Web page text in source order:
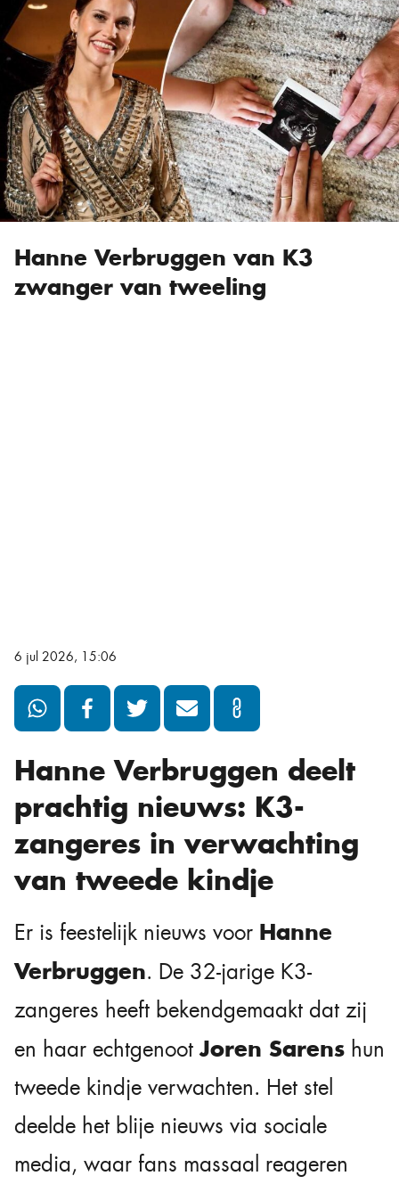
Hanne Verbruggen van K3
zwanger van tweeling
6 jul 2026, 15:06
Hanne Verbruggen deelt
prachtig nieuws: K3-
zangeres in verwachting
van tweede kindje
Er is feestelijk nieuws voor Hanne
Verbruggen. De 32-jarige K3-
zangeres heeft bekendgemaakt dat zij
en haar echtgenootJoren Sarens hun
tweede kindje verwachten. Het stel
deelde het blije nieuws via sociale
media, waar fans massaal reageren